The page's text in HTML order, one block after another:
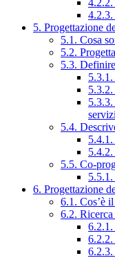
4.2.3.
5. Progettazione
5.1. Cosa
5.2.
5.3.
5.4.
5.4.1.
5.5. Co-
6. Progettazione
6.1. Cos’è
6.2.
6.2.3.